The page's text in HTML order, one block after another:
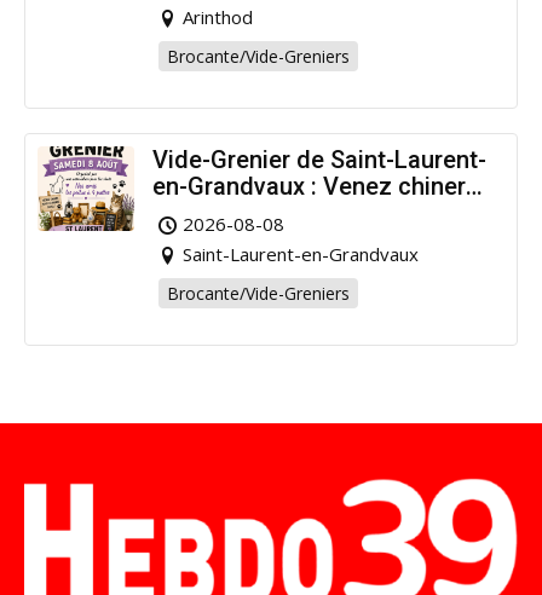
Arinthod
Brocante/Vide-Greniers
Vide-Grenier de Saint-Laurent-
en-Grandvaux : Venez chiner
pour la bonne cause !
2026-08-08
Saint-Laurent-en-Grandvaux
Brocante/Vide-Greniers